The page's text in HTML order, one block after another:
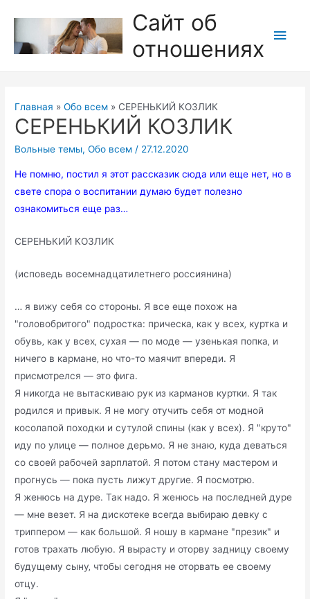
содержимому
Сайт об
отношениях
Главная Обо всем СЕРЕНЬКИЙ КОЗЛИК
СЕРЕНЬКИЙ КОЗЛИК
Вольные темы,Обо всем / 27.12.2020
Не помню, постил я этот рассказик сюда или еще нет, но в
свете спора о воспитании думаю будет полезно
ознакомиться еще раз…
СЕРЕНЬКИЙ КОЗЛИК
(исповедь восемнадцатилетнего россиянина)
… я вижу себя со стороны. Я все еще похож на
"головобритого" подростка: прическа‚ как у всех‚ куртка и
обувь‚ как у всех‚ сухая — по моде — узенькая попка‚ и
ничего в кармане‚ но что-то маячит впереди. Я
присмотрелся — это фига.
Я никогда не вытаскиваю рук из карманов куртки. Я так
родился и привык. Я не могу отучить себя от модной
косолапой походки и сутулой спины (как у всех). Я "круто"
иду по улице — полное дерьмо. Я не знаю‚ куда деваться
со своей рабочей зарплатой. Я потом стану мастером и
прогнусь — пока пусть лижут другие. Я посмотрю.
Я женюсь на дуре. Так надо. Я женюсь на последней дуре
— мне везет. Я на дискотеке всегда выбираю девку с
триппером — как большой. Я ношу в кармане "презик" и
готов трахать любую. Я вырасту и оторву задницу своему
будущему сыну‚ чтобы сегодня не оторвать ее своему
отцу.